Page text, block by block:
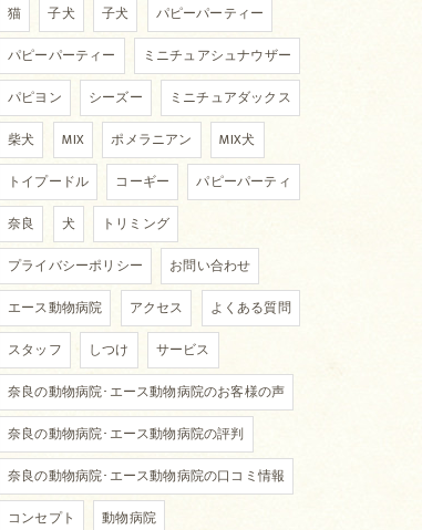
猫 子犬 子犬
パピーパーティー
パピーパーティー
ミニチュアシュナウザー
パピヨン
シーズー
ミニチュアダックス
柴犬
MIX ポメラニアン
MIX犬
トイプードル
コーギー
パピーパーティ
奈良
犬
トリミング
プライバシーポリシー
お問い合わせ
エース動物病院
アクセス
よくある質問
スタッフ
しつけ
サービス
奈良の動物病院･エース動物病院のお客様の声
奈良の動物病院･エース動物病院の評判
奈良の動物病院･エース動物病院の口コミ情報
コンセプト
動物病院